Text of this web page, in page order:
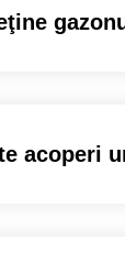
acoperi